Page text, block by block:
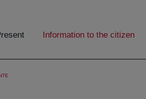
Information to the citizen